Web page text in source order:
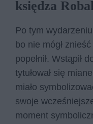
księdza
Po tym
bo nie mógł
popełnił. Wstąpił
tytułował się
miało
swoje
moment